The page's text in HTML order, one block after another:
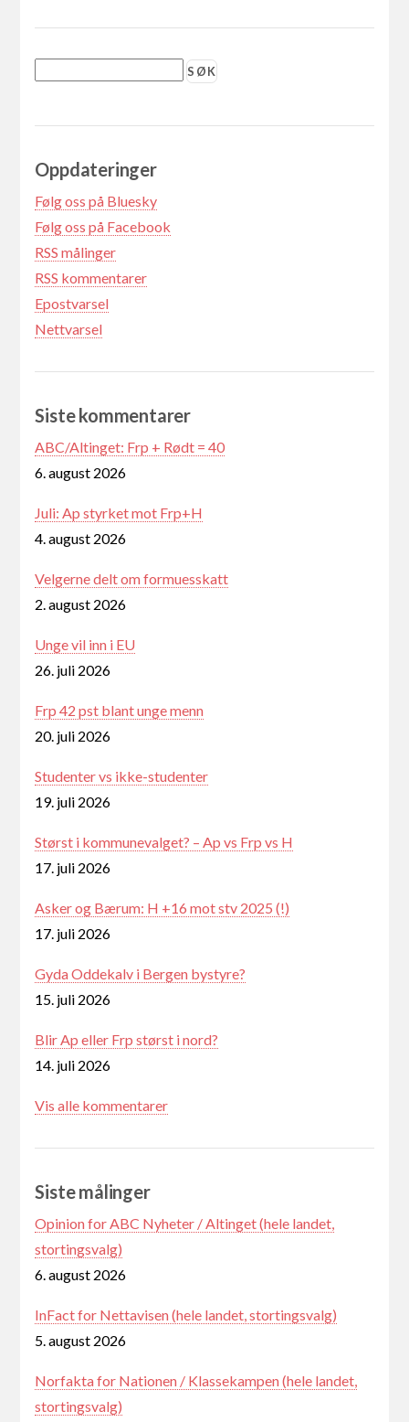
Oppdateringer
Følg oss på Bluesky
Følg oss på Facebook
RSS målinger
RSS kommentarer
Epostvarsel
Nettvarsel
Siste kommentarer
ABC/Altinget: Frp + Rødt = 40
6. august 2026
Juli: Ap styrket mot Frp+H
4. august 2026
Velgerne delt om formuesskatt
2. august 2026
Unge vil inn i EU
26. juli 2026
Frp 42 pst blant unge menn
20. juli 2026
Studenter vs ikke-studenter
19. juli 2026
Størst i kommunevalget? – Ap vs Frp vs H
17. juli 2026
Asker og Bærum: H +16 mot stv 2025 (!)
17. juli 2026
Gyda Oddekalv i Bergen bystyre?
15. juli 2026
Blir Ap eller Frp størst i nord?
14. juli 2026
Vis alle kommentarer
Siste målinger
Opinion for ABC Nyheter / Altinget (hele landet,
stortingsvalg)
6. august 2026
InFact for Nettavisen (hele landet, stortingsvalg)
5. august 2026
Norfakta for Nationen / Klassekampen (hele landet,
stortingsvalg)